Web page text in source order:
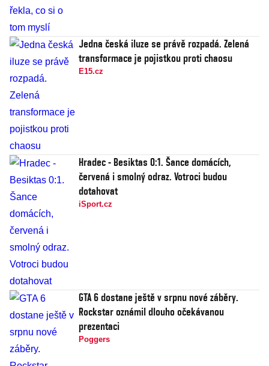
Jedna česká iluze se právě rozpadá. Zelená
transformace je pojistkou proti chaosu
E15.cz
Hradec - Besiktas 0:1. Šance domácích,
červená i smolný odraz. Votroci budou
dotahovat
iSport.cz
GTA 6 dostane ještě v srpnu nové záběry.
Rockstar oznámil dlouho očekávanou
prezentaci
Poggers